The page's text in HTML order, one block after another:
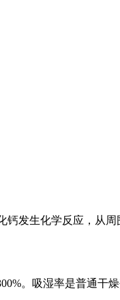
发生化学反应，从
。吸湿率是普通干燥